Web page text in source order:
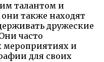
талантом и
также находят
дружеские
часто
мероприятиях и
для своих